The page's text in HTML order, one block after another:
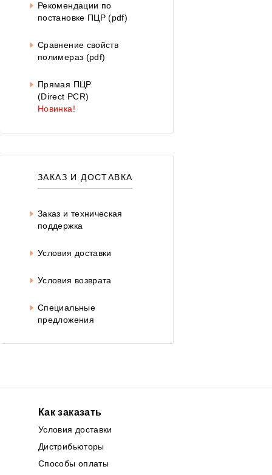
Рекомендации по
постановке ПЦР (pdf)
Сравнение свойств
полимераз (pdf)
Прямая ПЦР
(Direct PCR)
Новинка!
ЗАКАЗ И ДОСТАВКА
Заказ и техническая
поддержка
Условия доставки
Условия возврата
Специальные
предложения
Как заказать
Условия доставки
Дистрибьюторы
Способы оплаты